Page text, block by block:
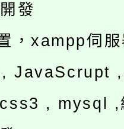
發
，xampp伺
, JavaScrupt
, mysql ,